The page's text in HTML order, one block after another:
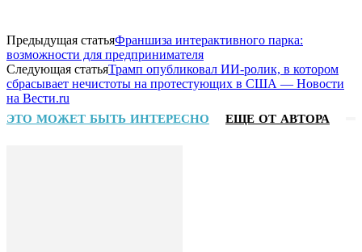
Предыдущая статьяФраншиза интерактивного парка:
возможности для предпринимателя
Следующая статьяТрамп опубликовал ИИ-ролик, в котором
сбрасывает нечистоты на протестующих в США — Новости
на Вести.ru
ЭТО МОЖЕТ БЫТЬ ИНТЕРЕСНО ЕЩЕ ОТ АВТОРА